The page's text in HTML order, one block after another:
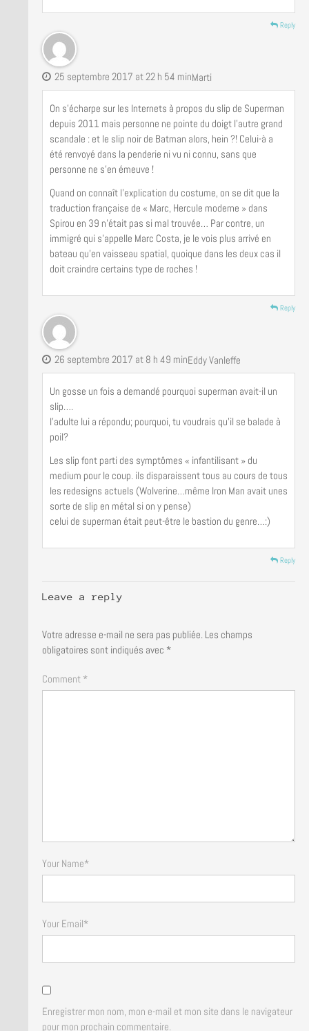
Reply
Marti
25 septembre 2017 at 22 h 54 min
On s’écharpe sur les Internets à propos du slip de Superman
depuis 2011 mais personne ne pointe du doigt l’autre grand
scandale : et le slip noir de Batman alors, hein ?! Celui-à a
été renvoyé dans la penderie ni vu ni connu, sans que
personne ne s’en émeuve !
Quand on connaît l’explication du costume, on se dit que la
traduction française de « Marc, Hercule moderne » dans
Spirou en 39 n’était pas si mal trouvée… Par contre, un
immigré qui s’appelle Marc Costa, je le vois plus arrivé en
bateau qu’en vaisseau spatial, quoique dans les deux cas il
doit craindre certains type de roches !
Reply
Eddy Vanleffe
26 septembre 2017 at 8 h 49 min
Un gosse un fois a demandé pourquoi superman avait-il un
slip….
l’adulte lui a répondu; pourquoi, tu voudrais qu’il se balade à
poil?
Les slip font parti des symptômes « infantilisant » du
medium pour le coup. ils disparaissent tous au cours de tous
les redesigns actuels (Wolverine…même Iron Man avait unes
sorte de slip en métal si on y pense)
celui de superman était peut-être le bastion du genre…:)
Reply
Leave a reply
Votre adresse e-mail ne sera pas publiée. Les champs
obligatoires sont indiqués avec *
Comment *
Your Name*
Your Email*
Enregistrer mon nom, mon e-mail et mon site dans le navigateur
pour mon prochain commentaire.